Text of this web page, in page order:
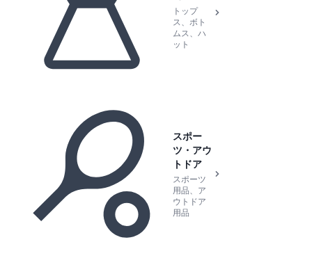
トップ
ス、ボト
ムス、ハ
ット
スポー
ツ・アウ
トドア
スポーツ
用品、ア
ウトドア
用品